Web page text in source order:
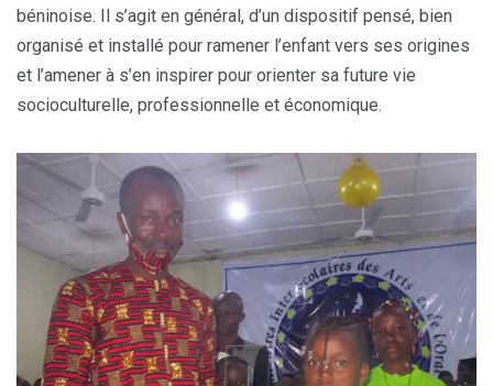
béninoise. Il s’agit en général, d’un dispositif pensé, bien
organisé et installé pour ramener l’enfant vers ses origines
et l’amener à s’en inspirer pour orienter sa future vie
socioculturelle, professionnelle et économique.